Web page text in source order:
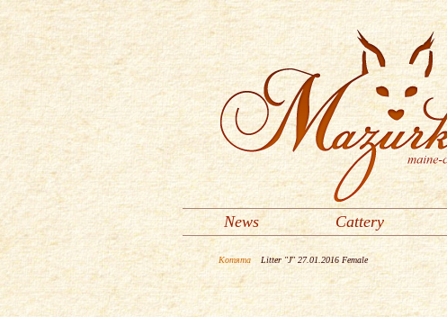
News Cattery
Котята Litter "J" 27.01.2016 Female